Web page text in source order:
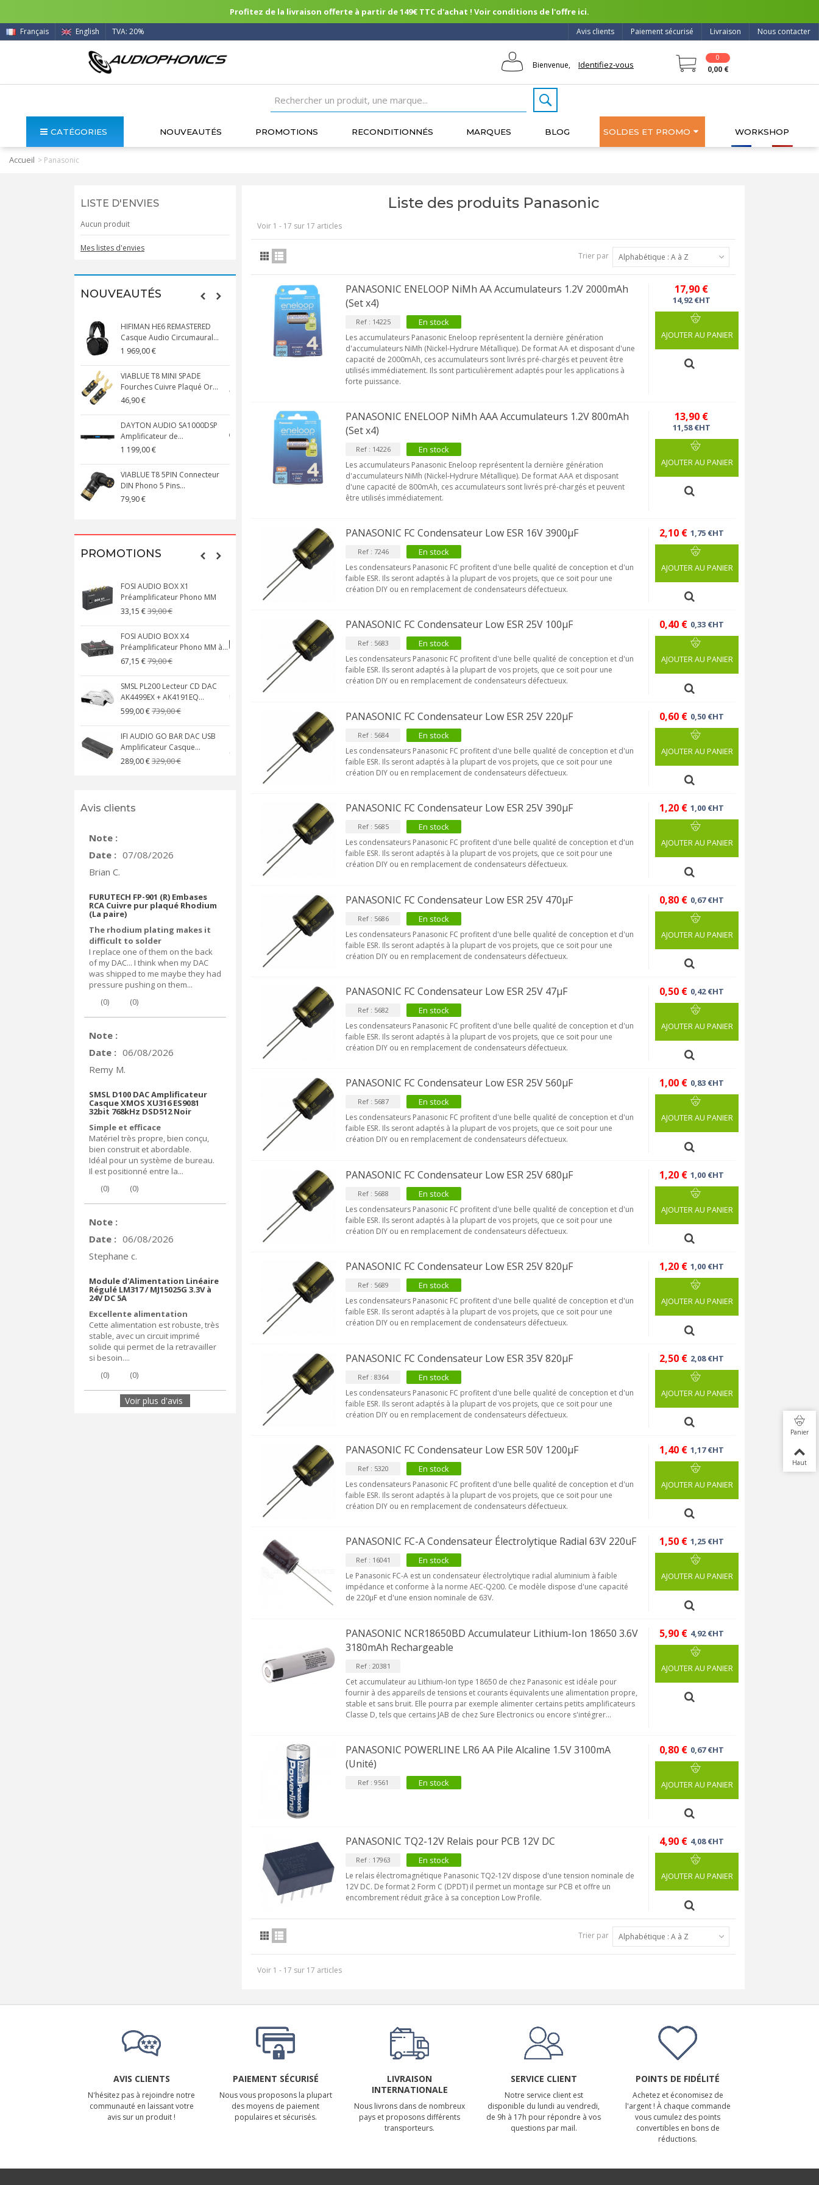
Profitez de la livraison offerte à partir de 149€ TTC d'achat ! Voir conditions de l'offre ici.
Nous contacter
Livraison
Paiement sécurisé
Avis clients
Français English TVA: 20%
Bienvenue, Identifiez-vous
0
0,00 €
CATÉGORIES NOUVEAUTÉS PROMOTIONS RECONDITIONNÉS MARQUES BLOG SOLDES ET PROMO WORKSHOP
Accueil > Panasonic
LISTE D'ENVIES
Aucun produit
Mes listes d'envies
NOUVEAUTÉS
HIFIMAN HE6 REMASTERED
Casque Audio Circumaural...
1 969,00 €
VIABLUE T8 MINI SPADE
Fourches Cuivre Plaqué Or...
46,90 €
DAYTON AUDIO SA1000DSP
Amplificateur de...
1 199,00 €
VIABLUE T8 5PIN Connecteur
DIN Phono 5 Pins...
79,90 €
VIABLUE T8 5PIN Connecteur
DIN Phono 5 Pins...
59,90 €
VIABLUE T8 Borniers Enceinte
VIABLUE EPC-4 T8 STEREO
SMALL Câble Jack 3.5mm...
134,90 €
VIABLUE NF-S1 T8 Câble de
Modulation Jack 3.5mm...
PROMOTIONS
FOSI AUDIO BOX X1
Préamplificateur Phono MM
33,15 €39,00 €
FOSI AUDIO BOX X4
Préamplificateur Phono MM à...
67,15 €79,00 €
SMSL PL200 Lecteur CD DAC
AK4499EX + AK4191EQ...
599,00 €739,00 €
IFI AUDIO GO BAR DAC USB
Amplificateur Casque...
289,00 €329,00 €
NEUTRIK NC3FXX Connecteur
XLR Femelle 3 Pôles...
[GRADE B] DAYTON AUDIO
MKSX4 Enceinte Subwoofer...
149,00 € 179,90 €
AUDIOPHONICS DA-S250NC
649,00 €
FOSI AUDIO CA30
Amplificateur 4 Voies pour...
135,99 €
Avis clients
Note :
Date : 07/08/2026
Brian C.
FURUTECH FP-901 (R) Embases
RCA Cuivre pur plaqué Rhodium
(La paire)
The rhodium plating makes it
difficult to solder
I replace one of them on the back
of my DAC... I think when my DAC
was shipped to me maybe they had
pressure pushing on them...
(0) (0)
Note :
Date : 06/08/2026
Remy M.
SMSL D100 DAC Amplificateur
Casque XMOS XU316 ES9081
32bit 768kHz DSD512 Noir
Simple et efficace
Matériel très propre, bien conçu,
bien construit et abordable.
Idéal pour un système de bureau.
Il est positionné entre la...
(0) (0)
Note :
Date : 06/08/2026
Stephane c.
Module d'Alimentation Linéaire
Régulé LM317 / MJ15025G 3.3V à
24V DC 5A
Excellente alimentation
Cette alimentation est robuste, très
stable, avec un circuit imprimé
solide qui permet de la retravailler
si besoin....
(0) (0)
Voir plus d'avis
Liste des produits Panasonic
Voir 1 - 17 sur 17 articles
Trier par Alphabétique : A à Z
PANASONIC ENELOOP NiMh AA Accumulateurs 1.2V 2000mAh
(Set x4)
Ref : 14225 En stock
Les accumulateurs Panasonic Eneloop représentent la dernière génération
d'accumulateurs NiMh (Nickel-Hydrure Métallique). De format AA et disposant d'une
capacité de 2000mAh, ces accumulateurs sont livrés pré-chargés et peuvent être
utilisés immédiatement. Ils sont particulièrement adaptés pour les applications à
forte puissance.
17,90 €
14,92 €HT
AJOUTER AU PANIER
PANASONIC ENELOOP NiMh AAA Accumulateurs 1.2V 800mAh
(Set x4)
Ref : 14226 En stock
Les accumulateurs Panasonic Eneloop représentent la dernière génération
d'accumulateurs NiMh (Nickel-Hydrure Métallique). De format AAA et disposant
d'une capacité de 800mAh, ces accumulateurs sont livrés pré-chargés et peuvent
être utilisés immédiatement.
13,90 €
11,58 €HT
AJOUTER AU PANIER
PANASONIC FC Condensateur Low ESR 16V 3900µF
Ref : 7246 En stock
Les condensateurs Panasonic FC profitent d'une belle qualité de conception et d'un
faible ESR. Ils seront adaptés à la plupart de vos projets, que ce soit pour une
création DIY ou en remplacement de condensateurs défectueux.
2,10 € 1,75 €HT
AJOUTER AU PANIER
PANASONIC FC Condensateur Low ESR 25V 100µF
Ref : 5683 En stock
Les condensateurs Panasonic FC profitent d'une belle qualité de conception et d'un
faible ESR. Ils seront adaptés à la plupart de vos projets, que ce soit pour une
création DIY ou en remplacement de condensateurs défectueux.
0,40 € 0,33 €HT
AJOUTER AU PANIER
PANASONIC FC Condensateur Low ESR 25V 220µF
Ref : 5684 En stock
Les condensateurs Panasonic FC profitent d'une belle qualité de conception et d'un
faible ESR. Ils seront adaptés à la plupart de vos projets, que ce soit pour une
création DIY ou en remplacement de condensateurs défectueux.
0,60 € 0,50 €HT
AJOUTER AU PANIER
PANASONIC FC Condensateur Low ESR 25V 390µF
Ref : 5685 En stock
Les condensateurs Panasonic FC profitent d'une belle qualité de conception et d'un
faible ESR. Ils seront adaptés à la plupart de vos projets, que ce soit pour une
création DIY ou en remplacement de condensateurs défectueux.
1,20 € 1,00 €HT
AJOUTER AU PANIER
PANASONIC FC Condensateur Low ESR 25V 470µF
Ref : 5686 En stock
Les condensateurs Panasonic FC profitent d'une belle qualité de conception et d'un
faible ESR. Ils seront adaptés à la plupart de vos projets, que ce soit pour une
création DIY ou en remplacement de condensateurs défectueux.
0,80 € 0,67 €HT
AJOUTER AU PANIER
PANASONIC FC Condensateur Low ESR 25V 47µF
Ref : 5682 En stock
Les condensateurs Panasonic FC profitent d'une belle qualité de conception et d'un
faible ESR. Ils seront adaptés à la plupart de vos projets, que ce soit pour une
création DIY ou en remplacement de condensateurs défectueux.
0,50 € 0,42 €HT
AJOUTER AU PANIER
PANASONIC FC Condensateur Low ESR 25V 560µF
Ref : 5687 En stock
Les condensateurs Panasonic FC profitent d'une belle qualité de conception et d'un
faible ESR. Ils seront adaptés à la plupart de vos projets, que ce soit pour une
création DIY ou en remplacement de condensateurs défectueux.
1,00 € 0,83 €HT
AJOUTER AU PANIER
PANASONIC FC Condensateur Low ESR 25V 680µF
Ref : 5688 En stock
Les condensateurs Panasonic FC profitent d'une belle qualité de conception et d'un
faible ESR. Ils seront adaptés à la plupart de vos projets, que ce soit pour une
création DIY ou en remplacement de condensateurs défectueux.
1,20 € 1,00 €HT
AJOUTER AU PANIER
PANASONIC FC Condensateur Low ESR 25V 820µF
Ref : 5689 En stock
Les condensateurs Panasonic FC profitent d'une belle qualité de conception et d'un
faible ESR. Ils seront adaptés à la plupart de vos projets, que ce soit pour une
création DIY ou en remplacement de condensateurs défectueux.
1,20 € 1,00 €HT
AJOUTER AU PANIER
PANASONIC FC Condensateur Low ESR 35V 820µF
Ref : 8364 En stock
Les condensateurs Panasonic FC profitent d'une belle qualité de conception et d'un
faible ESR. Ils seront adaptés à la plupart de vos projets, que ce soit pour une
création DIY ou en remplacement de condensateurs défectueux.
2,50 € 2,08 €HT
AJOUTER AU PANIER
PANASONIC FC Condensateur Low ESR 50V 1200µF
Ref : 5320 En stock
Les condensateurs Panasonic FC profitent d'une belle qualité de conception et d'un
faible ESR. Ils seront adaptés à la plupart de vos projets, que ce soit pour une
création DIY ou en remplacement de condensateurs défectueux.
1,40 € 1,17 €HT
AJOUTER AU PANIER
PANASONIC FC-A Condensateur Électrolytique Radial 63V 220uF
Ref : 16041 En stock
Le Panasonic FC-A est un condensateur électrolytique radial aluminium à faible
impédance et conforme à la norme AEC-Q200. Ce modèle dispose d'une capacité
de 220µF et d'une ension nominale de 63V.
1,50 € 1,25 €HT
AJOUTER AU PANIER
PANASONIC NCR18650BD Accumulateur Lithium-Ion 18650 3.6V
3180mAh Rechargeable
Ref : 20381
Cet accumulateur au Lithium-Ion type 18650 de chez Panasonic est idéale pour
fournir à des appareils de tensions et courants équivalents une alimentation propre,
stable et sans bruit. Elle pourra par exemple alimenter certains petits amplificateurs
Classe D, tels que certains JAB de chez Sure Electronics ou encore s'intégrer...
5,90 € 4,92 €HT
AJOUTER AU PANIER
PANASONIC POWERLINE LR6 AA Pile Alcaline 1.5V 3100mA
(Unité)
Ref : 9561 En stock
0,80 € 0,67 €HT
AJOUTER AU PANIER
PANASONIC TQ2-12V Relais pour PCB 12V DC
Ref : 17963 En stock
Le relais électromagnétique Panasonic TQ2-12V dispose d'une tension nominale de
12V DC. De format 2 Form C (DPDT) il permet un montage sur PCB et offre un
encombrement réduit grâce à sa conception Low Profile.
4,90 € 4,08 €HT
AJOUTER AU PANIER
Trier par Alphabétique : A à Z
Voir 1 - 17 sur 17 articles
AVIS CLIENTS
N'hésitez pas à rejoindre notre
communauté en laissant votre
avis sur un produit !
PAIEMENT SÉCURISÉ
Nous vous proposons la plupart
des moyens de paiement
populaires et sécurisés.
LIVRAISON
INTERNATIONALE
Nous livrons dans de nombreux
pays et proposons différents
transporteurs.
SERVICE CLIENT
Notre service client est
disponible du lundi au vendredi,
de 9h à 17h pour répondre à vos
questions par mail.
POINTS DE FIDÉLITÉ
Achetez et économisez de
l'argent ! À chaque commande
vous cumulez des points
convertibles en bons de
réductions.
Panier
Haut